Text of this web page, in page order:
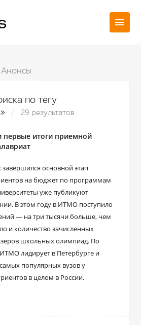
Анонсы
по тегу
29 результатов
итоги приемной
завершился основной этап
на бюджет по программам
уже публикуют
В этом году в ИТМО поступило
― на три тысячи больше, чем
и количество зачисленных
школьных олимпиад. По
лидирует в Петербурге и
популярных вузов у
в целом в России.